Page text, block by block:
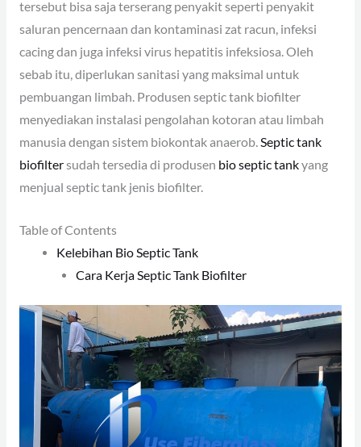
tersebut bisa saja terserang penyakit seperti penyakit
saluran pencernaan dan kontaminasi zat racun, infeksi
cacing dan juga infeksi virus hepatitis infeksiosa. Oleh
sebab itu, diperlukan sanitasi yang maksimal untuk
pembuangan limbah. Produsen septic tank biofilter
menyediakan instalasi pengolahan kotoran atau limbah
manusia dengan sistem biokontak anaerob.Septic tank
biofiltersudah tersedia di produsen bio septic tankyang
menjual septic tank jenis biofilter.
Table of Contents
Kelebihan Bio Septic Tank
Cara Kerja Septic Tank Biofilter